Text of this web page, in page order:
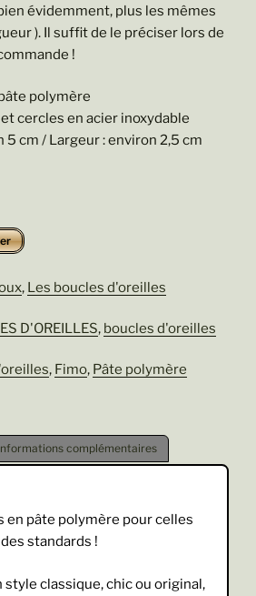
évidemment, plus les mêmes
). Il suffit de le préciser lors de
!
polymère
cercles en acier inoxydable
5 cm / Largeur : environ 2,5 cm
, Les boucles d'oreilles
D'OREILLES, boucles d'oreilles
, Fimo, Pâte polymère
complémentaires
en pâte polymère pour celles
standards !
style classique, chic ou original,